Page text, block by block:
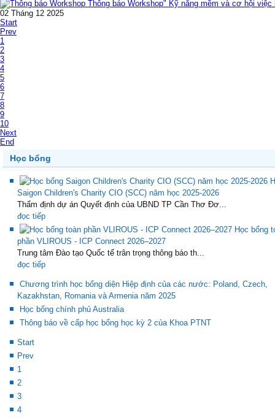
Thông báo Workshop" Kỹ năng mềm và cơ hội việc
02 Tháng 12 2025
Start
Prev
1
2
3
4
5
6
7
8
9
10
Next
End
Học bổng
Saigon Children's Charity CIO (SCC) năm học 2025-2026
Thẩm định dự án Quyết định của UBND TP Cần Thơ Đơ...
đọc tiếp
Học bổng
phần VLIROUS - ICP Connect 2026–2027
Trung tâm Đào tạo Quốc tế trân trọng thông báo th...
đọc tiếp
Chương trình học bổng diện Hiệp định của các nước: Poland, Czech,
Kazakhstan, Romania và Armenia năm 2025
Học bổng chính phủ Australia
Thông báo về cấp học bổng học kỳ 2 của Khoa PTNT
Start
Prev
1
2
3
4